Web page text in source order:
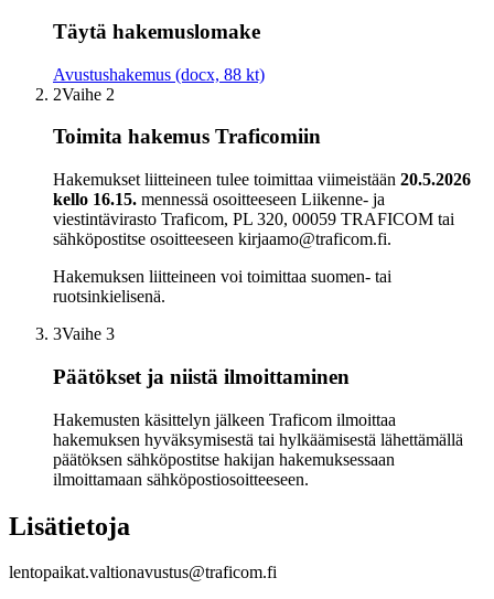
Täytä hakemuslomake
Avustushakemus (docx, 88 kt)
2Vaihe 2
Toimita hakemus Traficomiin
Hakemukset liitteineen tulee toimittaa viimeistään 20.5.2026
kello 16.15. mennessä osoitteeseen Liikenne- ja
viestintävirasto Traficom, PL 320, 00059 TRAFICOM tai
sähköpostitse osoitteeseen kirjaamo@traficom.fi.
Hakemuksen liitteineen voi toimittaa suomen- tai
ruotsinkielisenä.
3Vaihe 3
Päätökset ja niistä ilmoittaminen
Hakemusten käsittelyn jälkeen Traficom ilmoittaa
hakemuksen hyväksymisestä tai hylkäämisestä lähettämällä
päätöksen sähköpostitse hakijan hakemuksessaan
ilmoittamaan sähköpostiosoitteeseen.
Lisätietoja
lentopaikat.valtionavustus@traficom.fi